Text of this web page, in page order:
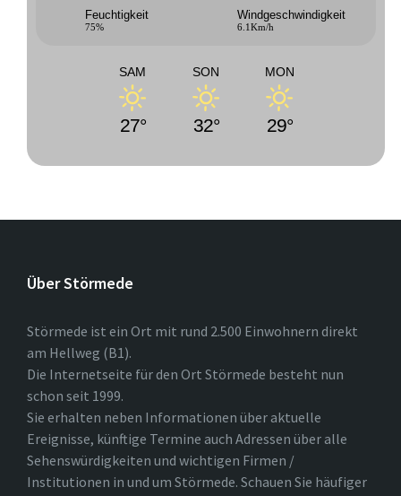
Feuchtigkeit
75%
Windgeschwindigkeit
6.1Km/h
SAM
27°
SON
32°
MON
29°
Über Störmede
Störmede ist ein Ort mit rund 2.500 Einwohnern direkt
am Hellweg (B1).
Die Internetseite für den Ort Störmede besteht nun
schon seit 1999.
Sie erhalten neben Informationen über aktuelle
Ereignisse, künftige Termine auch Adressen über alle
Sehenswürdigkeiten und wichtigen Firmen /
Institutionen in und um Störmede. Schauen Sie häufiger